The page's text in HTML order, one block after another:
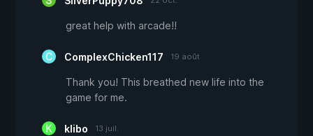
great help with arcade!!
ComplexChicken117 19 août
Thank you! This breathed new life into the
game for me.
klibo 13 juil.